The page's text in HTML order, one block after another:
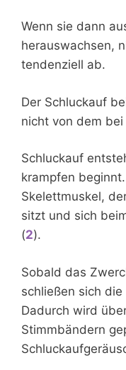
Wenn sie dann
herauswachsen,
tendenziell ab.
Der Schluckauf
nicht von dem bei
Schluckauf
krampfen
Skelettmuskel,
sitzt und sich
(2).
Sobald das
schließen sich
Dadurch wird
Stimmbändern